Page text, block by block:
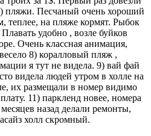
пляжи. Песчаный очень хороший
теплее, на пляже кормят. Рыбок
удобно , возле буйков
Очень классная анимация,
8) коралловый пляж ,
я тут не видела. 9) вай фай
видела людей утром в холле на
их размещали в номер видимо
11) паркленд новее, номера
назад делали ремонты,
холл скромный.